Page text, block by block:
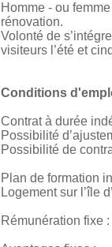
Homme - ou
rénovation.
Volonté de
visiteurs l’été et
Conditions
Contrat à durée
Possibilité
Possibilité de
Plan de formation
Logement sur l’île
Rémunération fixe